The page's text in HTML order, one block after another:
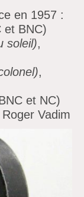
en 1957 :
et BNC)
soleil),
,
et NC)
Roger Vadim